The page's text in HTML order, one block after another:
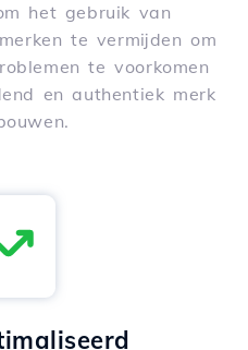
het gebruik van
te vermijden om
te voorkomen
en authentiek merk